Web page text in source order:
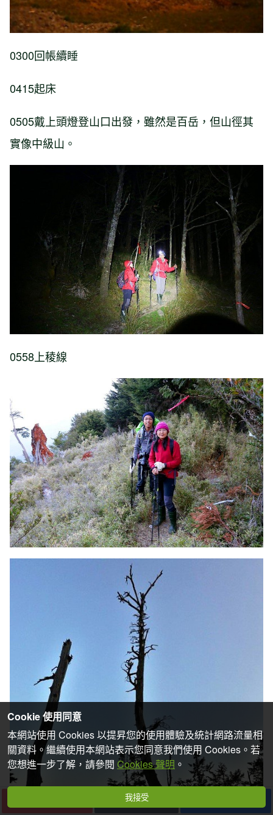
0300回帳續睡
0415起床
0505戴上頭燈登山口出發，雖然是百岳，但山徑其
實像中級山。
0558上稜線
下一篇
Cookie 使用同意
本網站使用 Cookies 以提昇您的使用體驗及統計網路流量相
關資料。繼續使用本網站表示您同意我們使用 Cookies。若
您想進一步了解，請參閱 Cookies 聲明 。
我接受